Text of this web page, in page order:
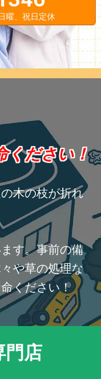
曜、祝日定休
ください！
木の枝が折れ
す。事前の備
や草の処理な
ください！
門店